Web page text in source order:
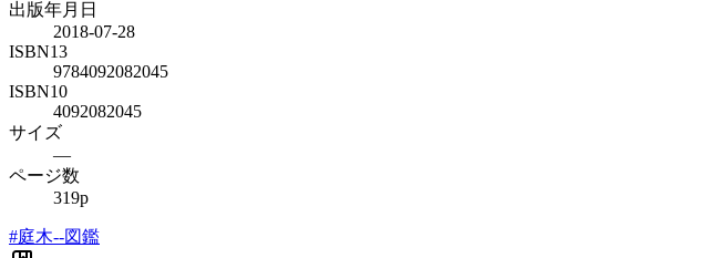
出版年月日
2018-07-28
ISBN13
9784092082045
ISBN10
4092082045
サイズ
—
ページ数
319p
#庭木--図鑑